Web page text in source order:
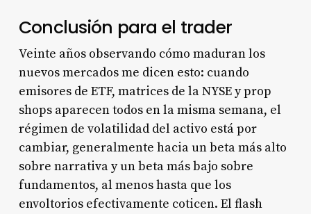
Conclusión para el trader
Veinte años observando cómo maduran los
nuevos mercados me dicen esto: cuando
emisores de ETF, matrices de la NYSE y prop
shops aparecen todos en la misma semana, el
régimen de volatilidad del activo está por
cambiar, generalmente hacia un beta más alto
sobre narrativa y un beta más bajo sobre
fundamentos, al menos hasta que los
envoltorios efectivamente coticen. El flash